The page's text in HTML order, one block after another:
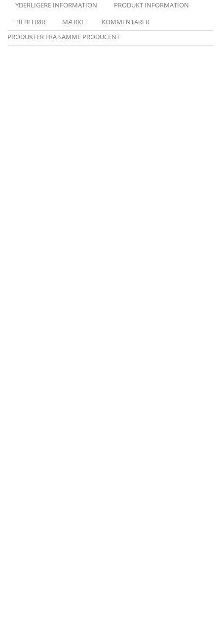
YDERLIGERE INFORMATION
PRODUKT INFORMATION
TILBEHØR
MÆRKE
KOMMENTARER
PRODUKTER FRA SAMME PRODUCENT